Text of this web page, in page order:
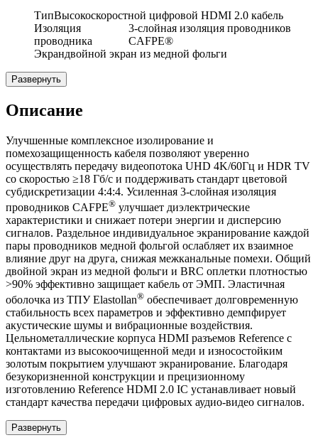
ТипВысокоскоростной цифровой HDMI 2.0 кабель
Изоляция
проводника
3-слойная изоляция проводников
CAFPE®
Экрандвойной экран из медной фольги
Развернуть
Описание
Улучшенные комплексное изолирование и
помехозащищенность кабеля позволяют уверенно
осуществлять передачу видеопотока UHD 4K/60Гц и HDR TV
со скоростью ≥18 Гб/с и поддерживать стандарт цветовой
субдискретизации 4:4:4. Усиленная 3-слойная изоляция
проводников CAFPE® улучшает диэлектрические
характеристики и снижает потери энергии и дисперсию
сигналов. Раздельное индивидуальное экранирование каждой
пары проводников медной фольгой ослабляет их взаимное
влияние друг на друга, снижая межканальные помехи. Общий
двойной экран из медной фольги и BRC оплетки плотностью
>90% эффективно защищает кабель от ЭМП. Эластичная
оболочка из ТПУ Elastollan® обеспечивает долговременную
стабильность всех параметров и эффективно демпфирует
акустические шумы и вибрационные воздействия.
Цельнометаллические корпуса HDMI разъемов Reference с
контактами из высокоочищенной меди и износостойким
золотым покрытием улучшают экранирование. Благодаря
безукоризненной конструкции и прецизионному
изготовлению Reference HDMI 2.0 IC устанавливает новый
стандарт качества передачи цифровых аудио-видео сигналов.
Развернуть